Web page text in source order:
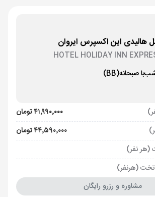
هالیدی این اکسپرس ایروان
HOTEL HOLIDAY INN
با صبحانه(BB)
۴۱٬۹۹۰٬۰۰۰ تومان
۴۴٬۵۹۰٬۰۰۰ تومان
(هر نفر)
(هرنفر)
مشاوره و رزرو رایگان